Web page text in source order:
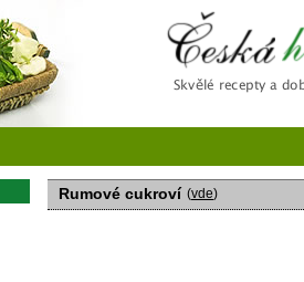
Rumové cukroví (vde)